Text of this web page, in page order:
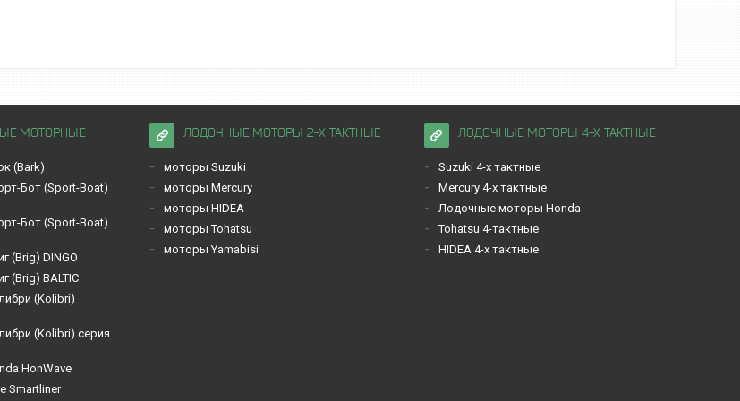
МОТОРНЫЕ
(Bark)
Бот (Sport-Boat)
Бот (Sport-Boat)
(Brig) DINGO
(Brig) BALTIC
(Kolibri)
(Kolibri) серия
HonWave
Smartliner
ЛОДОЧНЫЕ МОТОРЫ 2-Х ТАКТНЫЕ
моторы Suzuki
моторы Mercury
моторы HIDEA
моторы Tohatsu
моторы Yamabisi
ЛОДОЧНЫЕ МОТОРЫ 4-Х ТАКТНЫЕ
Suzuki 4-х тактные
Mercury 4-х тактные
Лодочные моторы Honda
Tohatsu 4-тактные
HIDEA 4-х тактные